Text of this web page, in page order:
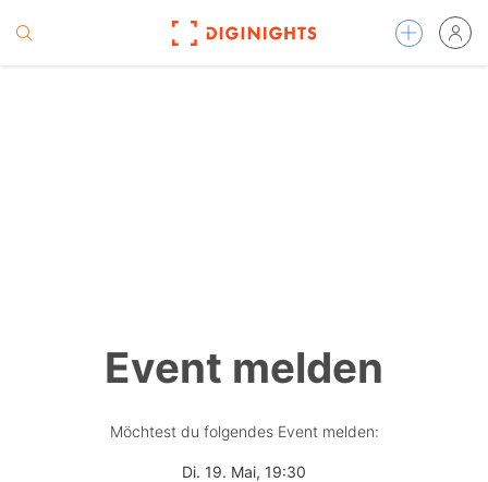
Event melden
Möchtest du folgendes Event melden:
Di. 19. Mai, 19:30